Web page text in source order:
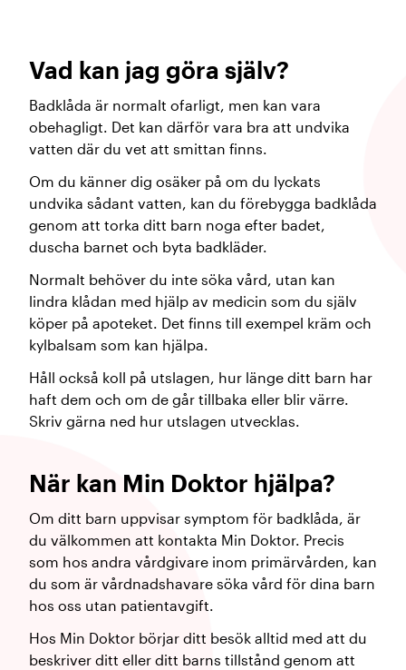
Vad kan jag göra själv?
Badklåda är normalt ofarligt, men kan vara
obehagligt. Det kan därför vara bra att undvika
vatten där du vet att smittan finns.
Om du känner dig osäker på om du lyckats
undvika sådant vatten, kan du förebygga badklåda
genom att torka ditt barn noga efter badet,
duscha barnet och byta badkläder.
Normalt behöver du inte söka vård, utan kan
lindra klådan med hjälp av medicin som du själv
köper på apoteket. Det finns till exempel kräm och
kylbalsam som kan hjälpa.
Håll också koll på utslagen, hur länge ditt barn har
haft dem och om de går tillbaka eller blir värre.
Skriv gärna ned hur utslagen utvecklas.
När kan Min Doktor hjälpa?
Om ditt barn uppvisar symptom för badklåda, är
du välkommen att kontakta Min Doktor. Precis
som hos andra vårdgivare inom primärvården, kan
du som är vårdnadshavare söka vård för dina barn
hos oss utan patientavgift.
Hos Min Doktor börjar ditt besök alltid med att du
beskriver ditt eller ditt barns tillstånd genom att